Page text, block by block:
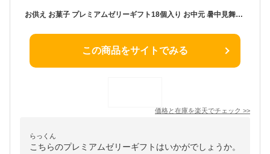
お供え お菓子 プレミアムゼリーギフト18個入り お中元 暑中見舞い 残暑見舞い 内祝 出産内祝い コーヒーゼリー 贈答品 和菓子 個包装 おしゃれ スイーツ ギフト 詰め合わせ 白桃 コーヒー 梅 あら川白桃 御仏前 お供え物 御礼 お祝い お見舞い 快気祝 手土産 洋菓子
この商品をサイトでみる
価格と在庫を楽天でチェック >>
らっくん
こちらのプレミアムゼリーギフトはいかがでしょうか。